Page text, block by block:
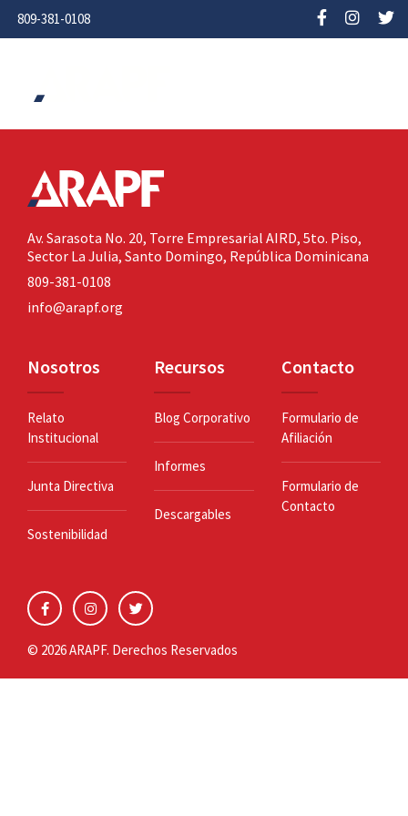
809-381-0108
Av. Sarasota No. 20, Torre Empresarial AIRD, 5to. Piso,
Sector La Julia, Santo Domingo, República Dominicana
809-381-0108
info@arapf.org
Nosotros
Relato
Institucional
Junta Directiva
Sostenibilidad
Recursos
Blog Corporativo
Informes
Descargables
Contacto
Formulario de
Afiliación
Formulario de
Contacto
© 2026 ARAPF. Derechos Reservados